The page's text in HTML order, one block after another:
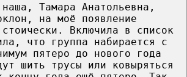
наша, Тамара Анатольевна,
на моё появление
стоически. Включила в список
что группа набирается с
пятеро до нового года
шить трусы или ковыряться